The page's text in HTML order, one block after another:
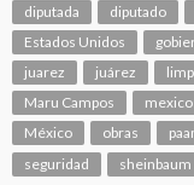
diputada
diputado
Estados Unidos
juarez
juárez
Maru Campos
mexico
México
obras
seguridad
sheinbaum